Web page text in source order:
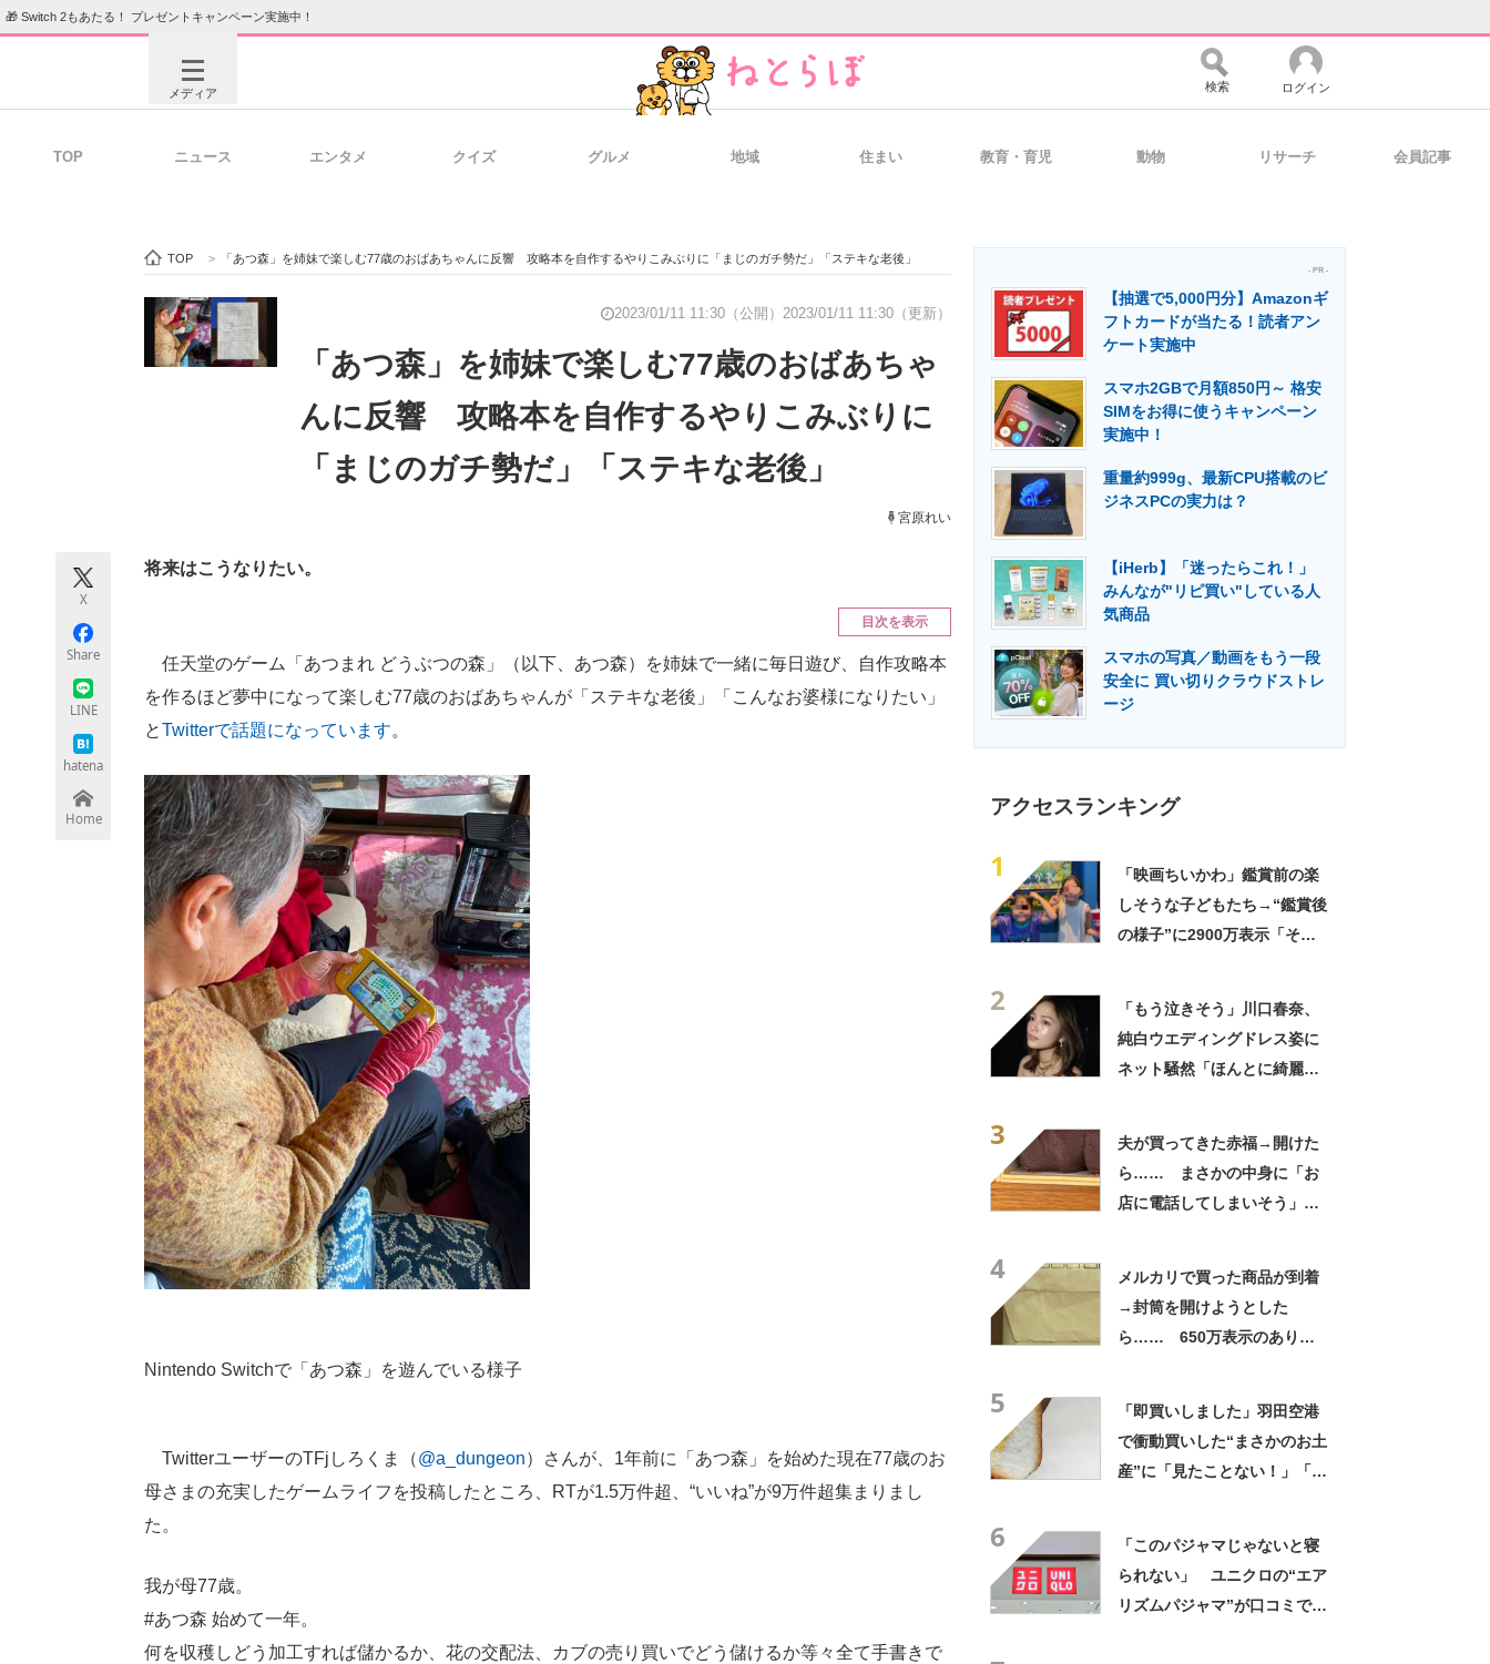
🎁 Switch 2もあたる！ プレゼントキャンペーン実施中！
メディア
ビジネスと働き方のヒント 経営リーダーのコミュニティ マーケ×ITの今がよく分かる
ITエンジニア向け専門サイト 企業向けIT製品の総合サイト IT製品の技術・比較・事例 製造業のIT導入・活用を支援
エネルギーの専門メディア 建設×テクノロジーの最前線
検索 ログイン
TOP ニュース エンタメ クイズ グルメ 地域 住まい 教育・育児 動物 リサーチ 会員記事
TOP > 「あつ森」を姉妹で楽しむ77歳のおばあちゃんに反響 攻略本を自作するやりこみぶりに「まじのガチ勢だ」「ステキな老後」
2023/01/11 11:30（公開） 2023/01/11 11:30（更新）
「あつ森」を姉妹で楽しむ77歳のおばあちゃ
んに反響 攻略本を自作するやりこみぶりに
「まじのガチ勢だ」「ステキな老後」
宮原れい
X
Share
LINE
hatena
Home
将来はこうなりたい。
目次を表示
任天堂のゲーム「あつまれ どうぶつの森」（以下、あつ森）を姉妹で一緒に毎日遊び、自作攻略本
を作るほど夢中になって楽しむ77歳のおばあちゃんが「ステキな老後」「こんなお婆様になりたい」
とTwitterで話題になっています。
Nintendo Switchで「あつ森」を遊んでいる様子
TwitterユーザーのTFjしろくま（@a_dungeon）さんが、1年前に「あつ森」を始めた現在77歳のお
母さまの充実したゲームライフを投稿したところ、RTが1.5万件超、“いいね”が9万件超集まりまし
た。
我が母77歳。
#あつ森 始めて一年。
何を収穫しどう加工すれば儲かるか、花の交配法、カブの売り買いでどう儲けるか等々全て手書きで
- PR -
【抽選で5,000円分】Amazonギ
フトカードが当たる！読者アン
ケート実施中
スマホ2GBで月額850円～ 格安
SIMをお得に使うキャンペーン
実施中！
重量約999g、最新CPU搭載のビ
ジネスPCの実力は？
【iHerb】「迷ったらこれ！」
みんなが"リピ買い"している人
気商品
スマホの写真／動画をもう一段
安全に 買い切りクラウドストレ
ージ
アクセスランキング
1
「映画ちいかわ」鑑賞前の楽
しそうな子どもたち→“鑑賞後
の様子”に2900万表示「そう
2
「もう泣きそう」川口春奈、
純白ウエディングドレス姿に
ネット騒然「ほんとに綺麗」
3
夫が買ってきた赤福→開けた
ら…… まさかの中身に「お
店に電話してしまいそう」
4
メルカリで買った商品が到着
→封筒を開けようとした
ら…… 650万表示のありえ
5
「即買いしました」羽田空港
で衝動買いした“まさかのお土
産”に「見たことない！」「み
6
「このパジャマじゃないと寝
られない」 ユニクロの“エア
リズムパジャマ”が口コミで好